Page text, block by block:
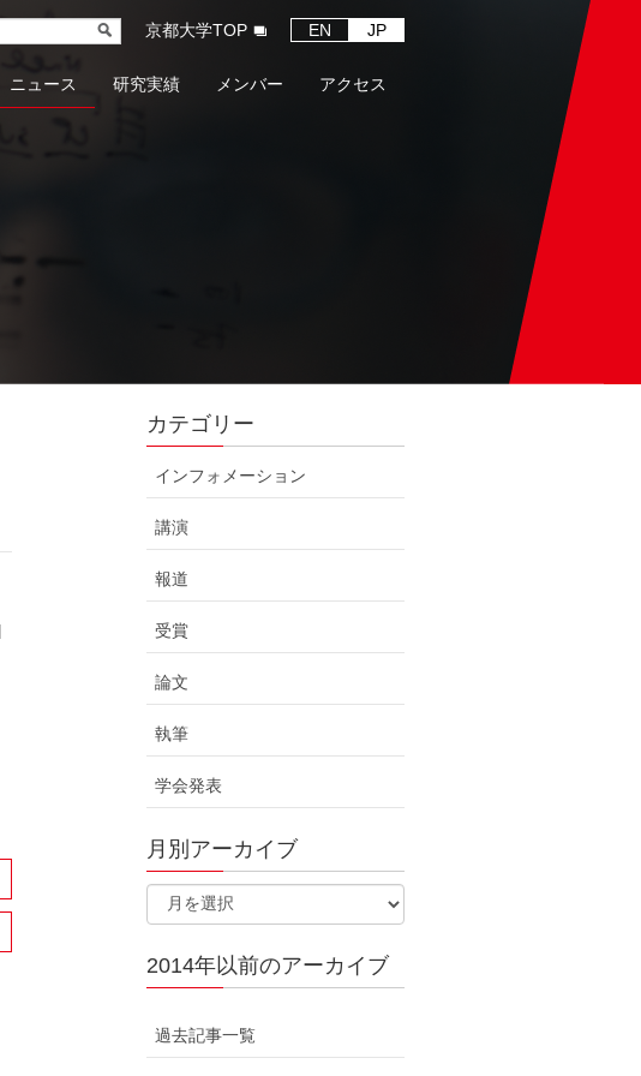
京都大学TOP EN JP
ニュース 研究実績 メンバー アクセス
カテゴリー
インフォメーション
講演
報道
受賞
論文
執筆
学会発表
月別アーカイブ
2014年以前のアーカイブ
過去記事一覧